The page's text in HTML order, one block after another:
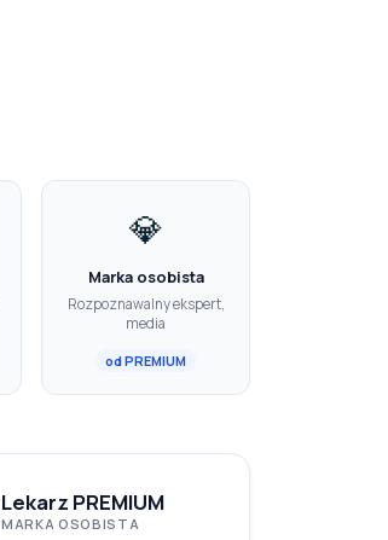
💎
Marka osobista
Rozpoznawalny ekspert,
media
od PREMIUM
Lekarz PREMIUM
MARKA OSOBISTA